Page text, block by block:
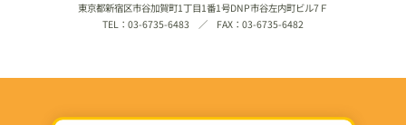
東京都新宿区市谷加賀町1丁目1番1号DNP市谷左内町ビル7Ｆ
TEL：03-6735-6483 ／ FAX：03-6735-6482